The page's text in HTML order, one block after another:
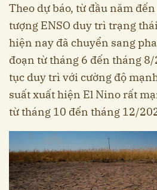
Theo dự báo, từ đầu năm
tượng ENSO duy trì trạng
hiện nay đã chuyển sang
đoạn từ tháng 6 đến tháng
tục duy trì với cường độ
suất xuất hiện El Nino rất
từ tháng 10 đến tháng 12/